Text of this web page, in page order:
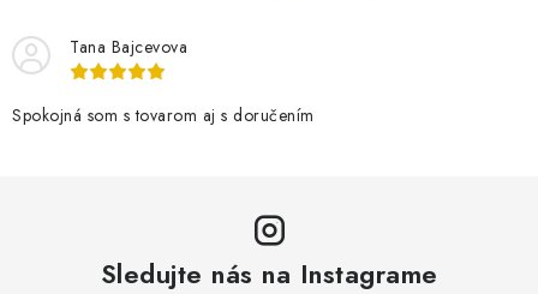
PAMÄŤOVÉ KARTY A DISKY
BATÉRIE VARTA
Tana Bajcevova
Spokojná som s tovarom aj s doručením
Sledujte nás na Instagrame